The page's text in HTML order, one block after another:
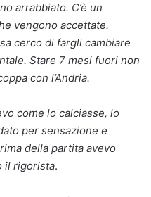
arrabbiato. C’è un
vengono accettate.
cerco di fargli cambiare
Stare 7 mesi fuori non
con l’Andria.
come lo calciasse, lo
per sensazione e
della partita avevo
il rigorista.